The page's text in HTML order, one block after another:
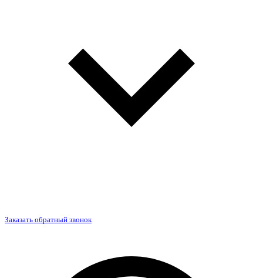
Заказать обратный звонок